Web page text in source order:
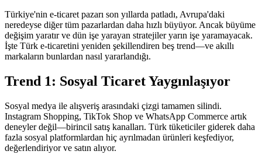
Türkiye'nin e-ticaret pazarı son yıllarda patladı, Avrupa'daki
neredeyse diğer tüm pazarlardan daha hızlı büyüyor. Ancak büyüme
değişim yaratır ve dün işe yarayan stratejiler yarın işe yaramayacak.
İşte Türk e-ticaretini yeniden şekillendiren beş trend—ve akıllı
markaların bunlardan nasıl yararlandığı.
Trend 1: Sosyal Ticaret Yaygınlaşıyor
Sosyal medya ile alışveriş arasındaki çizgi tamamen silindi.
Instagram Shopping, TikTok Shop ve WhatsApp Commerce artık
deneyler değil—birincil satış kanalları. Türk tüketiciler giderek daha
fazla sosyal platformlardan hiç ayrılmadan ürünleri keşfediyor,
değerlendiriyor ve satın alıyor.